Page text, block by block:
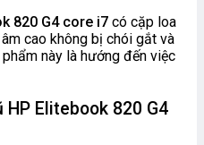
820 G4 core i7 có cặp loa
cao không bị chói gắt và
này là hướng đến việc
HP Elitebook 820 G4